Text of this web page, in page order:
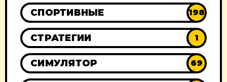
СПОРТИВНЫЕ 198
СТРАТЕГИИ 1
СИМУЛЯТОР 69